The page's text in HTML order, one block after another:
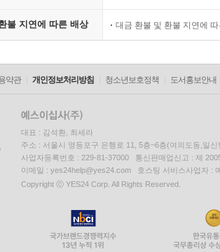
불 지연에 따른 배상 대금 환불 및 환불 지연에
약관 개인정보처리방침 청소년보호정책 도서홍보안내
대표 : 김석환, 최세라
주소 : 서울시 영등포구 은행로 11, 5층~6층(여의도동,일신
사업자등록번호 : 229-81-37000 통신판매업신고 : 제
이메일 : yes24help@yes24.com 호스팅 서비스사업자 :
Copyright ⓒ YES24 Corp. All Rights Reserved.